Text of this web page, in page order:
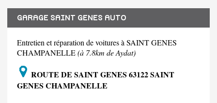
GARAGE SAINT GENES AUTO
Entretien et réparation de voitures à SAINT GENES
CHAMPANELLE(à 7.8km de Aydat)
ROUTE DE SAINT GENES 63122 SAINT
GENES CHAMPANELLE